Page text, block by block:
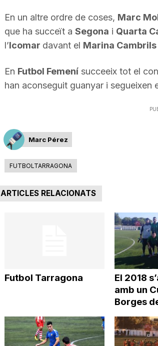
a
En un altre ordre de coses, Marc
que ha succeït a Segona i Quarta
l’Icomar davant el Marina Cambrils
En Futbol Femenísucceeix tot el
han aconseguit guanyar i segueixen
Marc Pérez
FUTBOLTARRAGONA
ARTICLES RELACIONATS
Futbol Tarragona
El 2018
amb un
Borges